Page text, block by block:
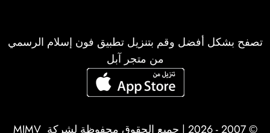
تصفح بشكل أفضل وقم بتنزيل تطبيق فون إسلام الرسمي
من متجر آبل
© 2007 - 2026 | جميع الحقوق محفوظة لشركة
MIMV